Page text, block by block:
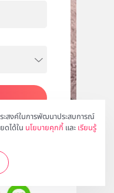
สงค์ในการพัฒนาประสบการณ์
ดได้ใน นโยบายคุกกี้ และ เรียนรู้
ที่